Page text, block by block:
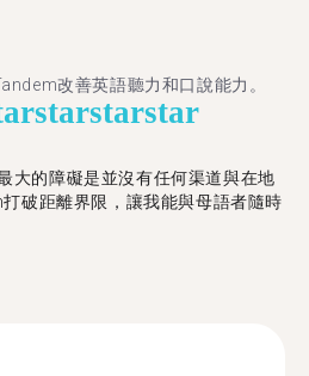
改善英語聽力和口說能力。
starstarstar
大的障礙是並沒有任何渠道與在地
破距離界限，讓我能與母語者隨時